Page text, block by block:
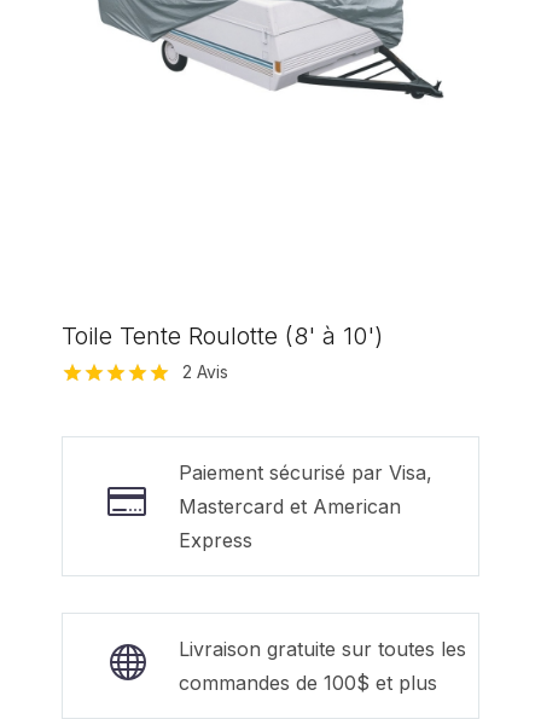
Toile Tente Roulotte (8' à 10')
client
2 Avis
Paiement sécurisé par Visa,
Mastercard et American
Express
Livraison gratuite sur toutes les
commandes de 100$ et plus